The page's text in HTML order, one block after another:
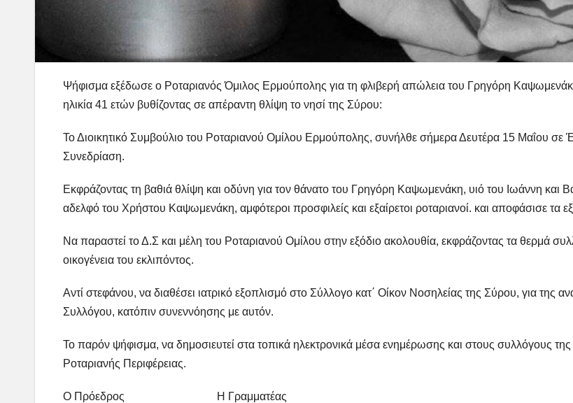
Ψήφισμα εξέδωσε ο Ροταριανός Όμιλος Ερμούπολης για τη φλιβερή απώλεια του Γρηγόρη
ηλικία 41 ετών βυθίζοντας σε απέραντη θλίψη το νησί της Σύρου:
Το Διοικητικό Συμβούλιο του Ροταριανού Ομίλου Ερμούπολης, συνήλθε σήμερα Δευτέρα 15 Μαΐου σε
Συνεδρίαση.
Εκφράζοντας τη βαθιά θλίψη και οδύνη για τον θάνατο του Γρηγόρη Καψωμενάκη, υιό του Ιωάννη και
αδελφό του Χρήστου Καψωμενάκη, αμφότεροι προσφιλείς και εξαίρετοι ροταριανοί. και αποφάσισε τα
Να παραστεί το Δ.Σ και μέλη του Ροταριανού Ομίλου στην εξόδιο ακολουθία, εκφράζοντας τα θερμά
οικογένεια του εκλιπόντος.
Αντί στεφάνου, να διαθέσει ιατρικό εξοπλισμό στο Σύλλογο κατ΄ Οίκον Νοσηλείας της Σύρου, για της
Συλλόγου, κατόπιν συνεννόησης με αυτόν.
Το παρόν ψήφισμα, να δημοσιευτεί στα τοπικά ηλεκτρονικά μέσα ενημέρωσης και στους συλλόγους
Ροταριανής Περιφέρειας.
Ο Πρόεδρος Η Γραμματέας